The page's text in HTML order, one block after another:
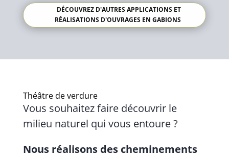
DÉCOUVREZ D'AUTRES APPLICATIONS ET
RÉALISATIONS D'OUVRAGES EN GABIONS
Théâtre de verdure
Vous souhaitez faire découvrir le
milieu naturel qui vous entoure ?
Nous réalisons des cheminements